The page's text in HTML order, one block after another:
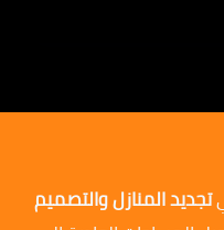
تجديد المنازل والتصميم